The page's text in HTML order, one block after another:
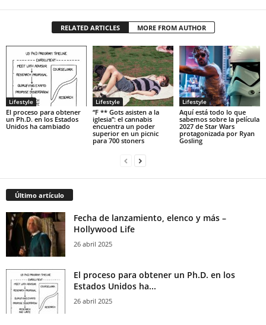
RELATED ARTICLES MORE FROM AUTHOR
Lifestyle
El proceso para obtener
un Ph.D. en los Estados
Unidos ha cambiado
Lifestyle
“F ** Gots asisten a la
iglesia”: el cannabis
encuentra un poder
superior en un picnic
para 700 stoners
Lifestyle
Aquí está todo lo que
sabemos sobre la película
2027 de Star Wars
protagonizada por Ryan
Gosling
Último artículo
Fecha de lanzamiento, elenco y más –
Hollywood Life
26 abril 2025
El proceso para obtener un Ph.D. en los
Estados Unidos ha...
26 abril 2025